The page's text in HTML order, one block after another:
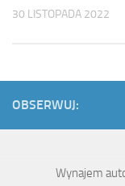
30 LISTOPADA 2022
OBSERWUJ:
Wynajem